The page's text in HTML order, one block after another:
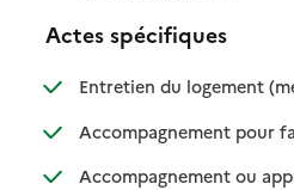
Actes spécifiques
Entretien du logement
Accompagnement pour
Accompagnement ou